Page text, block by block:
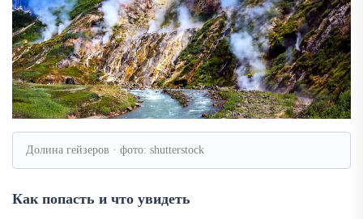
Долина гейзеров · фото: shutterstock
Как попасть и что увидеть